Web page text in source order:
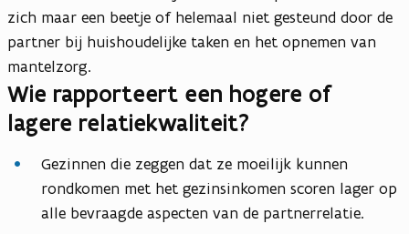
zich maar een beetje of helemaal niet gesteund door de
partner bij huishoudelijke taken en het opnemen van
mantelzorg.
Wie rapporteert een hogere of
lagere relatiekwaliteit?
Gezinnen die zeggen dat ze moeilijk kunnen
rondkomen met het gezinsinkomen scoren lager op
alle bevraagde aspecten van de partnerrelatie.